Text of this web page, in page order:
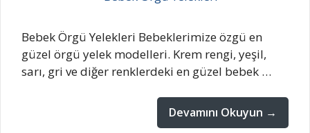
Bebek Örgü Yelekleri Bebeklerimize özgü en
güzel örgü yelek modelleri. Krem rengi, yeşil,
sarı, gri ve diğer renklerdeki en güzel bebek …
Devamını Okuyun →